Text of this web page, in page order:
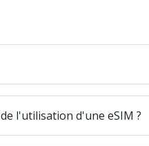
l'utilisation d'une eSIM ?